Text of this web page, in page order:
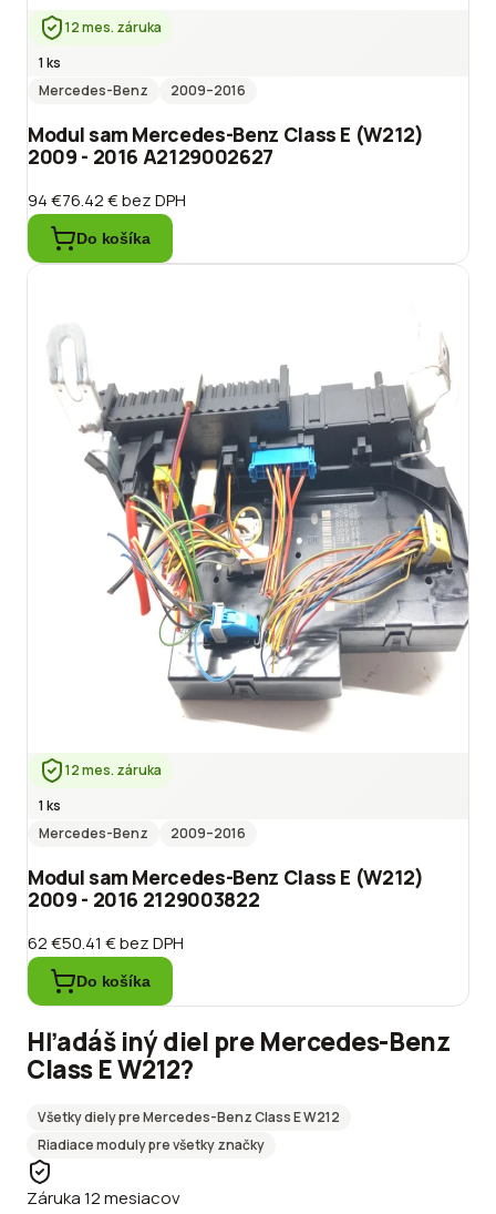
12 mes. záruka
1 ks
Mercedes-Benz
2009–2016
Modul sam Mercedes-Benz Class E (W212)
2009 - 2016 A2129002627
94 €76.42 €bez DPH
Do košíka
12 mes. záruka
1 ks
Mercedes-Benz
2009–2016
Modul sam Mercedes-Benz Class E (W212)
2009 - 2016 2129003822
62 €50.41 €bez DPH
Do košíka
Hľadáš iný diel pre Mercedes-Benz
Class E W212?
Všetky diely preMercedes-BenzClass E W212
Riadiace modulypre všetky značky
Záruka 12 mesiacov